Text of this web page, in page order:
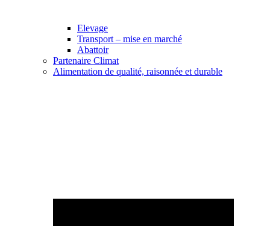
Elevage
Transport – mise en marché
Abattoir
Partenaire Climat
Alimentation de qualité, raisonnée et durable